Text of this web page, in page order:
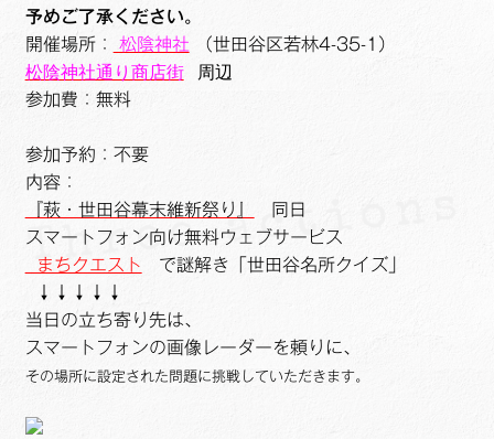
予めご了承ください。
開催場所：
松陰神社 （世田谷区若林4-35-1）
松陰神社通り商店街 周辺
参加費：無料
参加予約：不要
内容：
『萩・世田谷幕末維新祭り』
同日
スマートフォン向け無料ウェブサービス
まちクエスト
で謎解き「世田谷名所クイズ」
↓↓↓↓↓
当日の立ち寄り先は、
スマートフォンの画像レーダーを頼りに、
その場所に設定された問題に挑戦していただきます。